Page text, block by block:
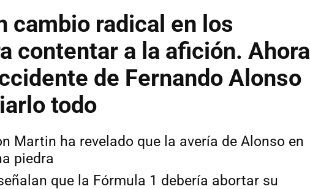
cambio radical en los
contentar a la afición. Ahora
de Fernando Alonso
todo
Martin ha revelado que la avería de Alonso en
piedra
que la Fórmula 1 debería abortar su